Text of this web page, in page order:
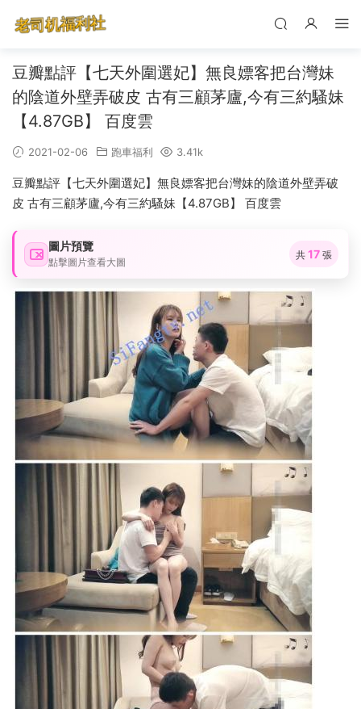
豆瓣點評【七天外圍選妃】無良嫖客把台灣妹
的陰道外壁弄破皮 古有三顧茅廬,今有三約騷妹
【4.87GB】 百度雲
2021-02-06 跑車福利 3.41k
豆瓣點評【七天外圍選妃】無良嫖客把台灣妹的陰道外壁弄破
皮 古有三顧茅廬,今有三約騷妹【4.87GB】 百度雲
圖片預覽
點擊圖片查看大圖
共 17 張